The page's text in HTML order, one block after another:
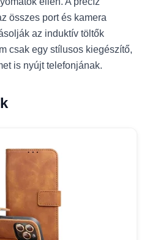
összes port és kamera
az induktív töltők
csak egy stílusos kiegészítő,
is nyújt telefonjának.